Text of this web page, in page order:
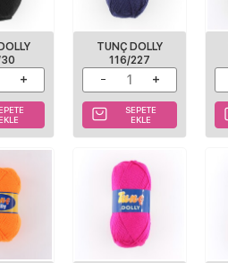
EKLE
TUNÇ DOLLY
116/227
SEPETE
EKLE